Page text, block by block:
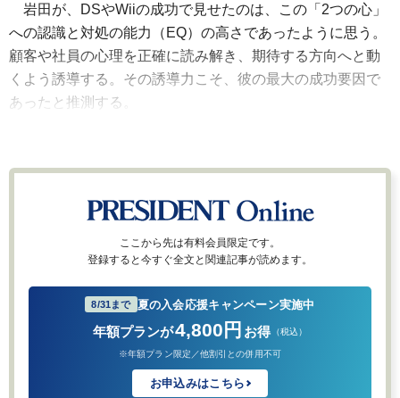
岩田が、DSやWiiの成功で見せたのは、この「2つの心」
への認識と対処の能力（EQ）の高さであったように思う。
顧客や社員の心理を正確に読み解き、期待する方向へと動
くよう誘導する。その誘導力こそ、彼の最大の成功要因で
あったと推測する。
ここから先は有料会員限定です。
登録すると今すぐ全文と関連記事が読めます。
8/31まで 夏の入会応援キャンペーン実施中
年額プランが4,800円 お得 （税込）
※年額プラン限定／他割引との併用不可
お申込みはこちら